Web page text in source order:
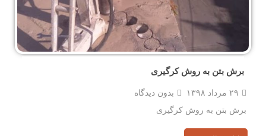
برش بتن به روش کرگیری
۲۹ مرداد ۱۳۹۸
بدون دیدگاه
برش بتن به روش کرگیری